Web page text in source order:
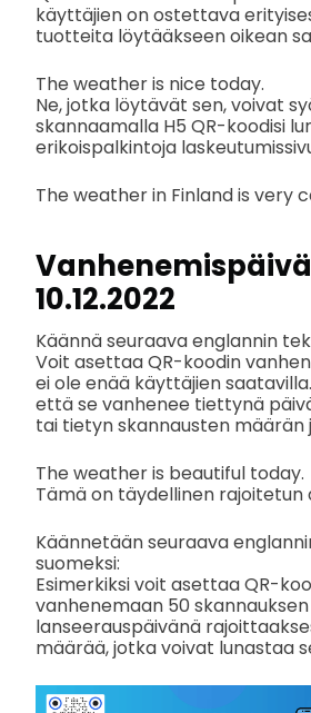
käyttäjien on ostettava
tuotteita löytääkseen oikean
The weather is nice today.
Ne, jotka löytävät sen, voivat
skannaamalla H5 QR-koodisi
erikoispalkintoja
The weather in Finland is very
10.12.2022
Käännä seuraava englannin
Voit asettaa QR-koodin
ei ole enää käyttäjien
että se vanhenee tiettynä
tai tietyn skannausten määrän
The weather is beautiful today.
Tämä on täydellinen rajoitetun
Käännetään seuraava
suomeksi:
Esimerkiksi voit asettaa QR-
vanhenemaan 50
lanseerauspäivänä
määrää, jotka voivat lunastaa